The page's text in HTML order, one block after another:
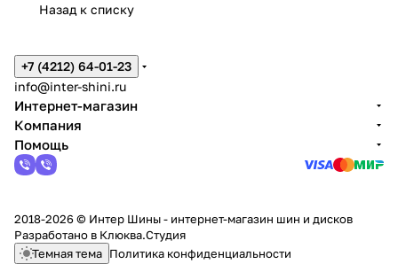
Назад к списку
+7 (4212) 64-01-23
info@inter-shini.ru
Интернет-магазин
Компания
Помощь
2018-2026 © Интер Шины - интернет-магазин шин и дисков
Разработано в Клюква.Студия
Темная тема Политика конфиденциальности